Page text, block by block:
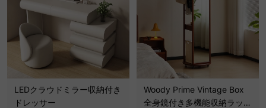
LEDクラウドミラー収納付き
ドレッサー
Woody Prime Vintage Box
全身鏡付き多機能収納ラック